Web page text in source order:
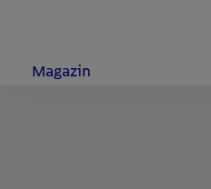
Magazin